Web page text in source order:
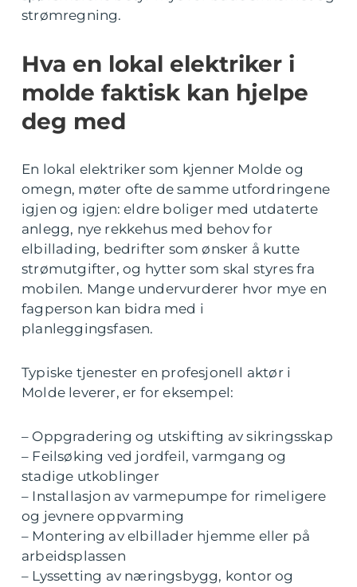
strømregning.
Hva en lokal elektriker i
molde faktisk kan hjelpe
deg med
En lokal elektriker som kjenner Molde og
omegn, møter ofte de samme utfordringene
igjen og igjen: eldre boliger med utdaterte
anlegg, nye rekkehus med behov for
elbillading, bedrifter som ønsker å kutte
strømutgifter, og hytter som skal styres fra
mobilen. Mange undervurderer hvor mye en
fagperson kan bidra med i
planleggingsfasen.
Typiske tjenester en profesjonell aktør i
Molde leverer, er for eksempel:
– Oppgradering og utskifting av sikringsskap
– Feilsøking ved jordfeil, varmgang og
stadige utkoblinger
– Installasjon av varmepumpe for rimeligere
og jevnere oppvarming
– Montering av elbillader hjemme eller på
arbeidsplassen
– Lyssetting av næringsbygg, kontor og